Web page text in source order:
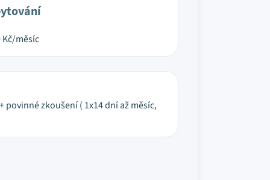
Kč/měsíc
zkoušení ( 1x14 dní až měsíc,